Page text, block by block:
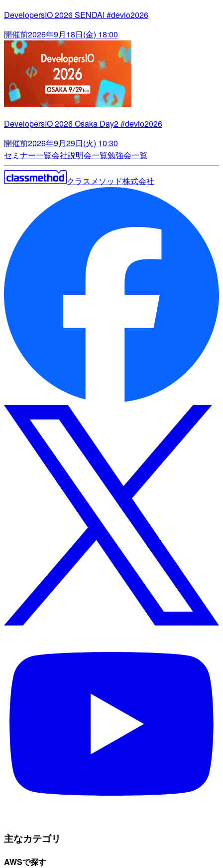
DevelopersIO 2026 SENDAI #devio2026
開催前2026年9月18日(金) 18:00
DevelopersIO 2026 Osaka Day2 #devio2026
開催前2026年9月29日(火) 10:30
セミナー一覧会社説明会一覧勉強会一覧
クラスメソッド株式会社
主なカテゴリ
AWSで探す